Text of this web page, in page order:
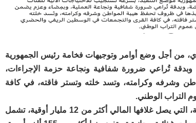
من أجل وضع أوامر وتوجيهات فخامة رئيس الجمهورية
وبدقة تُراعي ضرورة شفافية ونجاعة حزمة الإجراءات،
وشرفه وكرامته، وتسد خلته وتستر فاقته، في كافة
التراب الوطني.
ونوهت معالي المفوضة، إلى أن حزمة الإجراءات الاجتماعية، التي يصل غلافها المالي أكثر من 12 مليار أوقية، تشمل